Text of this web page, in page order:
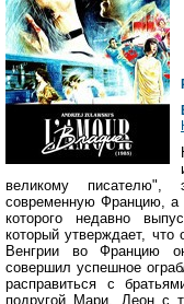
великому
современную Францию, а
которого недавно
который утверждает, что
Венгрии во Францию
совершил успешное
расправиться с
подругой Мари. Леон с